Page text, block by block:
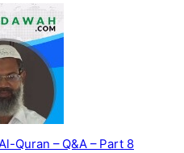
Quran – Q&A – Part 8